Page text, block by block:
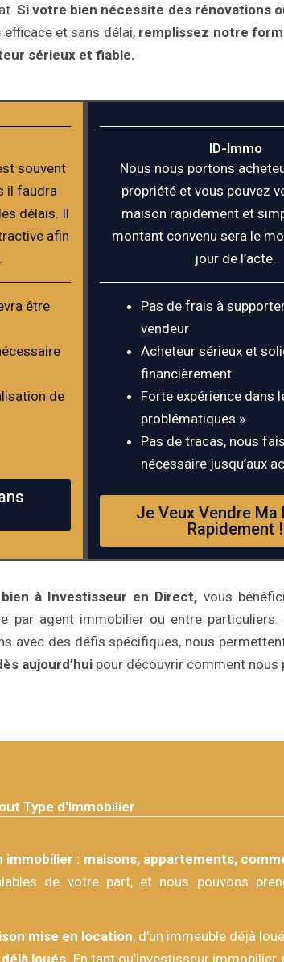
Si votre bien nécessite des rénovations
et sans délai, remplissez notre
sérieux et fiable.
souvent
il faudra
délais. Il
afin
être
de
ID-Immo
Nous nous portons
propriété et vous pouvez
maison rapidement et
montant convenu sera le
jour de l’acte.
Pas de frais à
vendeur
Acheteur sérieux et
financièrement
Forte expérience dans
problématiques »
Pas de tracas, nous
nécessaire jusqu’aux
Je Veux Vendre Ma
Rapidement !
à Investisseur en Direct, vous
par agent immobilier ou entre particuliers.
avec des défis spécifiques, nous
aujourd’hui pour découvrir comment
Type d'Immobilier
: maisons, appartements,
de votre part, et nous pouvons
mise en location, d’un immeuble déjà